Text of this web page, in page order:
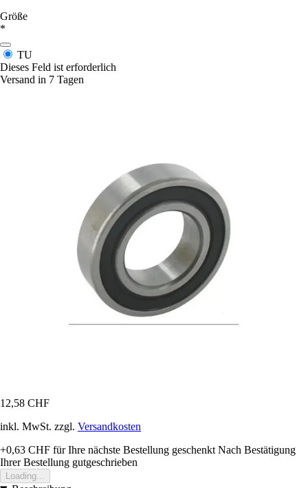
Größe
*
TU
Dieses Feld ist erforderlich
Versand in 7 Tagen
12,58 CHF
inkl. MwSt. zzgl. Versandkosten
+0,63 CHF für Ihre nächste Bestellung geschenkt Nach Bestätigung
Ihrer Bestellung gutgeschrieben
Loading...